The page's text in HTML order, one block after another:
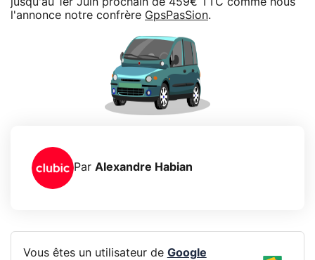
l'annonce notre confrère GpsPasSion.
Par Alexandre Habian
Vous êtes un utilisateur de Google